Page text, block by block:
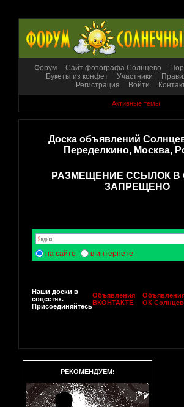
Форум Сайт фотографа Солнцево
Букеты из конфет
Участники
Регистрация
Войти
Активные темы
Доска объявлений
Переделкино, Москва,
РАЗМЕЩЕНИЕ ССЫЛОК В
ЗАПРЕЩЕНО
на сайте в интернете
Наши доски в
соцсетях.
Присоединяйтесь
Объявления
ВКОНТАКТЕ
ОК
РЕКОМЕНДУЕМ: